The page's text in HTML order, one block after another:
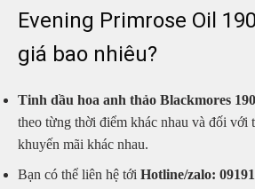
Evening Primrose Oil
giá bao nhiêu?
Tinh dầu hoa anh thảo Blackmores
theo từng thời điểm khác nhau và đối với
khuyến mãi khác nhau.
Bạn có thể liên hệ tới Hotline/zalo: